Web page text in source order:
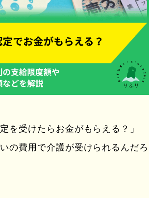
定を受けたらお金がもらえる？」
いの費用で介護が受けられるんだろ